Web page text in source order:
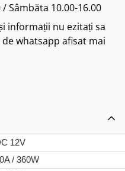
/ Sâmbăta 10.00-16.00
informații nu ezitați sa
whatsapp afisat mai
12V
/ 360W